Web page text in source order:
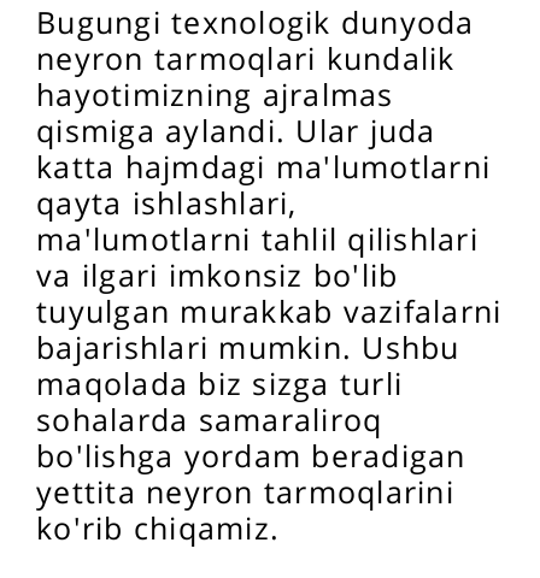
Bugungi texnologik dunyoda
neyron tarmoqlari kundalik
hayotimizning ajralmas
qismiga aylandi. Ular juda
katta hajmdagi ma'lumotlarni
qayta ishlashlari,
ma'lumotlarni tahlil qilishlari
va ilgari imkonsiz bo'lib
tuyulgan murakkab vazifalarni
bajarishlari mumkin. Ushbu
maqolada biz sizga turli
sohalarda samaraliroq
bo'lishga yordam beradigan
yettita neyron tarmoqlarini
ko'rib chiqamiz.